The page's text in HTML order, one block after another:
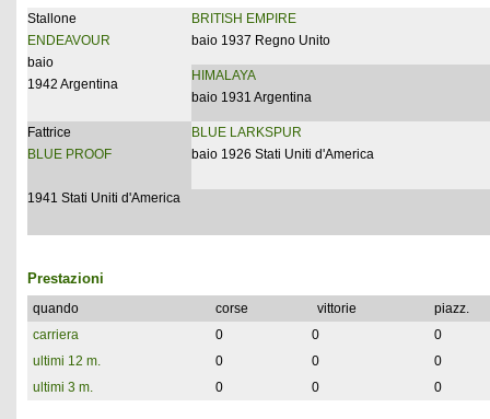
Stallone
ENDEAVOUR
baio
1942 Argentina
BRITISH EMPIRE
baio 1937 Regno Unito
HIMALAYA
baio 1931 Argentina
Fattrice
BLUE PROOF
1941 Stati Uniti d'America
BLUE LARKSPUR
baio 1926 Stati Uniti d'America
Prestazioni
quando corse vittorie
piazz.
carriera
0 0
0
ultimi 12 m.
0 0
0
ultimi 3 m.
0 0 0